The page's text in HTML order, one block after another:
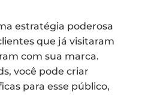
estratégia poderosa
que já visitaram
com sua marca.
você pode criar
para esse público,